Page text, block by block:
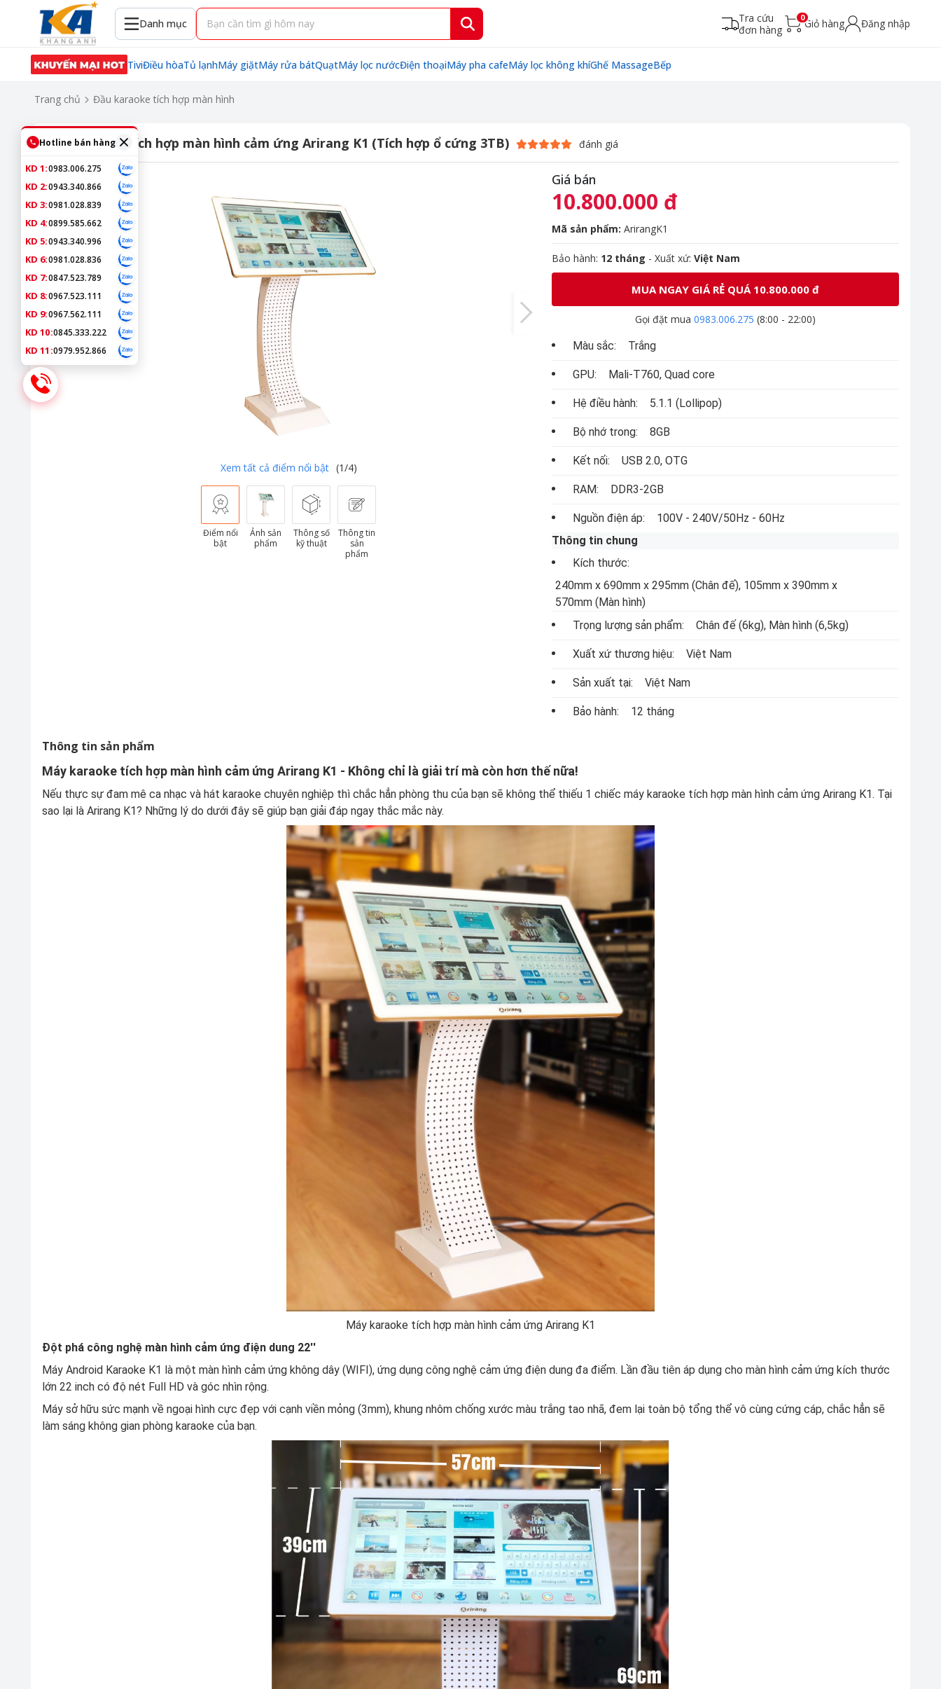
Danh mục
Tra cứu
đơn hàng
0Giỏ hàng Đăng nhập
TiviĐiều hòaTủ lạnhMáy giặtMáy rửa bátQuạtMáy lọc nướcĐiện thoạiMáy pha cafeMáy lọc không khíGhế MassageBếp
Trang chủ Đầu karaoke tích hợp màn hình
Máy karaoke tích hợp màn hình cảm ứng Arirang K1 (Tích hợp ổ cứng 3TB) đánh giá
Xem tất cả điểm nổi bật (1/4)
Điểm nổi
bật
Ảnh sản
phẩm
Thông số
kỹ thuật
Thông tin
sản
phẩm
Giá bán
10.800.000 đ
Mã sản phẩm: ArirangK1
Bảo hành: 12 tháng - Xuất xứ: Việt Nam
MUA NGAY GIÁ RẺ QUÁ 10.800.000 đ
Gọi đặt mua 0983.006.275 (8:00 - 22:00)
Màu sắc:
Trắng
GPU: Mali-T760, Quad core
Hệ điều hành: 5.1.1 (Lollipop)
Bộ nhớ trong: 8GB
Kết nối: USB 2.0, OTG
RAM: DDR3-2GB
Nguồn điện áp:
100V - 240V/50Hz - 60Hz
Thông tin chung
Kích thước:
240mm x 690mm x 295mm (Chân đế), 105mm x 390mm x
570mm (Màn hình)
Trọng lượng sản phẩm:
Chân đế (6kg), Màn hình (6,5kg)
Xuất xứ thương hiệu: Việt Nam
Sản xuất tại: Việt Nam
Bảo hành: 12 tháng
Thông tin sản phẩm
Máy karaoke tích hợp màn hình cảm ứng Arirang K1 - Không chỉ là giải trí mà còn hơn thế nữa!
Nếu thực sự đam mê ca nhạc và hát karaoke chuyên nghiệp thì chắc hẳn phòng thu của bạn sẽ không thể thiếu 1 chiếc máy karaoke tích hợp màn hình cảm ứng Arirang K1. Tại
sao lại là Arirang K1? Những lý do dưới đây sẽ giúp bạn giải đáp ngay thắc mắc này.
Máy karaoke tích hợp màn hình cảm ứng Arirang K1
Đột phá công nghệ màn hình cảm ứng điện dung 22''
Máy Android Karaoke K1 là một màn hình cảm ứng không dây (WIFI), ứng dụng công nghệ cảm ứng điện dung đa điểm. Lần đầu tiên áp dụng cho màn hình cảm ứng kích thước
lớn 22 inch có độ nét Full HD và góc nhìn rộng.
Máy sở hữu sức mạnh về ngoại hình cực đẹp với cạnh viền mỏng (3mm), khung nhôm chống xước màu trắng tao nhã, đem lại toàn bộ tổng thể vô cùng cứng cáp, chắc hẳn sẽ
làm sáng không gian phòng karaoke của bạn.
Hotline bán hàng
KD 1:0983.006.275
KD 2:0943.340.866
KD 3:0981.028.839
KD 4:0899.585.662
KD 5:0943.340.996
KD 6:0981.028.836
KD 7:0847.523.789
KD 8:0967.523.111
KD 9:0967.562.111
KD 10:0845.333.222
KD 11:0979.952.866